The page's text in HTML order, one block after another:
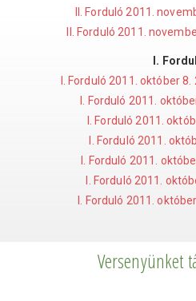
II. Forduló 2011.
II. Forduló 2011.
I.
I. Forduló 2011. október
I. Forduló 2011.
I. Forduló 2011.
I. Forduló 2011.
I. Forduló 2011.
I. Forduló 2011.
I. Forduló 2011.
Versenyünket